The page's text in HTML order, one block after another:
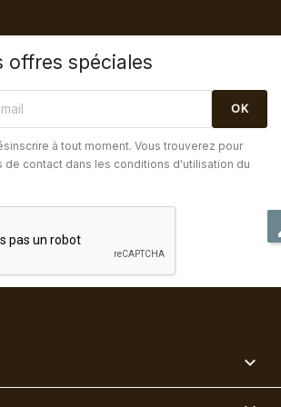
offres spéciales
à tout moment. Vous trouverez pour
de contact dans les conditions d'utilisation du
